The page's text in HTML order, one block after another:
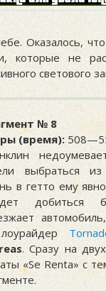
Оказалось,
которые не
светового
№ 8
(время):
выбраться
в гетто ему
добиться
. Сразу на
«Se Renta» с